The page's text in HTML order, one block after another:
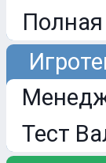
Тест